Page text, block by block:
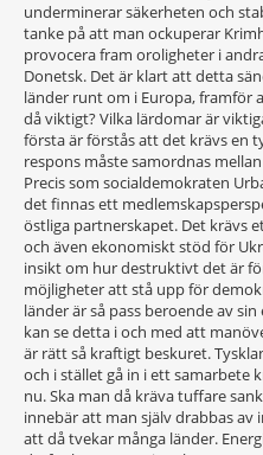
underminerar säkerheten och
tanke på att man ockuperar
provocera fram oroligheter i
Donetsk. Det är klart att detta
länder runt om i Europa, framför
då viktigt? Vilka lärdomar är
första är förstås att det krävs en
respons måste samordnas
Precis som socialdemokraten
det finnas ett
östliga partnerskapet. Det krävs
och även ekonomiskt stöd för
insikt om hur destruktivt det är
möjligheter att stå upp för
länder är så pass beroende av
kan se detta i och med att
är rätt så kraftigt beskuret.
och i stället gå in i ett samarbete
nu. Ska man då kräva tuffare
innebär att man själv drabbas av
att då tvekar många länder.